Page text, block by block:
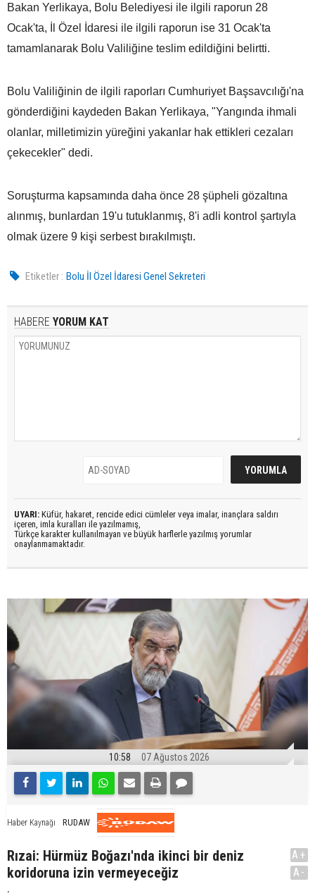
Bakan Yerlikaya, Bolu Belediyesi ile ilgili raporun 28
Ocak'ta, İl Özel İdaresi ile ilgili raporun ise 31 Ocak'ta
tamamlanarak Bolu Valiliğine teslim edildiğini belirtti.
Bolu Valiliğinin de ilgili raporları Cumhuriyet Başsavcılığı'na
gönderdiğini kaydeden Bakan Yerlikaya, "Yangında ihmali
olanlar, milletimizin yüreğini yakanlar hak ettikleri cezaları
çekecekler" dedi.
Soruşturma kapsamında daha önce 28 şüpheli gözaltına
alınmış, bunlardan 19'u tutuklanmış, 8'i adli kontrol şartıyla
olmak üzere 9 kişi serbest bırakılmıştı.
Etiketler : Bolu İl Özel İdaresi Genel Sekreteri
HABERE YORUM KAT
UYARI: Küfür, hakaret, rencide edici cümleler veya imalar, inançlara saldırı
içeren, imla kuralları ile yazılmamış,
Türkçe karakter kullanılmayan ve büyük harflerle yazılmış yorumlar
onaylanmamaktadır.
10:58 07 Ağustos 2026
Haber Kaynağı RUDAW
Rızai: Hürmüz Boğazı'nda ikinci bir deniz
koridoruna izin vermeyeceğiz
.
A+
A-